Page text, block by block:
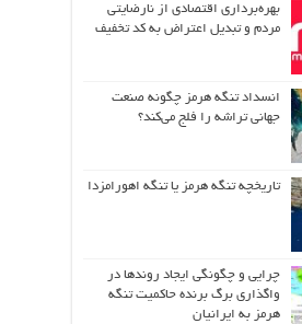
بهره‌برداری اقتصادی از نارضایتی
مردم و تبدیل اعتراض به کد تخفیف
انسداد تنگه هرمز چگونه صنعت
جهانی تراشه را فلج می‌کند؟
تاریخچه تنگه هرمز یا تنگه اهورامزدا
چرایی و چگونگی ایجاد روندها در
واگذاری برگ برنده حاکمیت تنگه
هرمز به ایرانیان